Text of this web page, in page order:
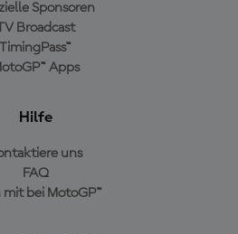
Sponsoren
Broadcast
TimingPass™
Apps
Hilfe
uns
FAQ
mit bei MotoGP™